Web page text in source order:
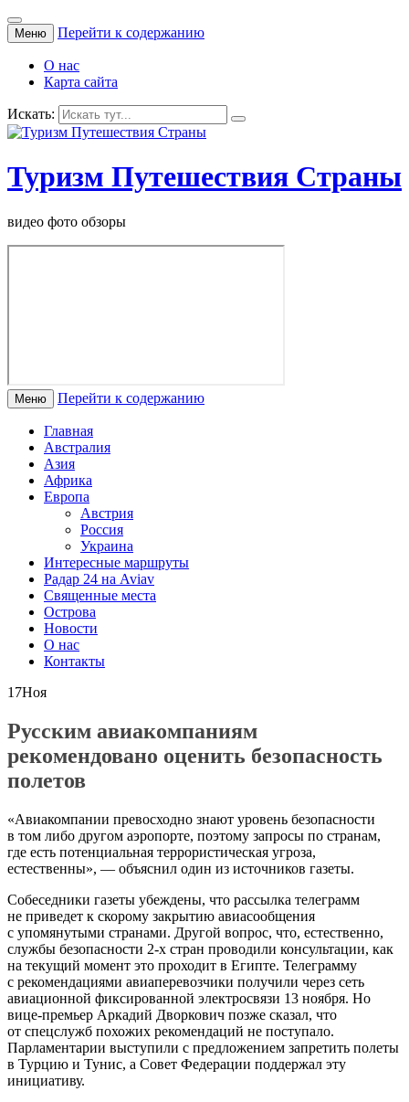
Меню Перейти к содержанию
О нас
Карта сайта
Искать:
Туризм Путешествия Страны
видео фото обзоры
Меню Перейти к содержанию
Главная
Австралия
Азия
Африка
Европа
Австрия
Россия
Украина
Интересные маршруты
Радар 24 на Aviav
Священные места
Острова
Новости
О нас
Контакты
17Ноя
Русским авиакомпаниям
рекомендовано оценить безопасность
полетов
«Авиакомпании превосходно знают уровень безопасности
в том либо другом аэропорте, поэтому запросы по странам,
где есть потенциальная террористическая угроза,
естественны», — объяснил один из источников газеты.
Собеседники газеты убеждены, что рассылка телеграмм
не приведет к скорому закрытию авиасообщения
с упомянутыми странами. Другой вопрос, что, естественно,
службы безопасности 2-х стран проводили консультации, как
на текущий момент это проходит в Египте. Телеграмму
с рекомендациями авиаперевозчики получили через сеть
авиационной фиксированной электросвязи 13 ноября. Но
вице-премьер Аркадий Дворкович позже сказал, что
от спецслужб похожих рекомендаций не поступало.
Парламентарии выступили с предложением запретить полеты
в Турцию и Тунис, а Совет Федерации поддержал эту
инициативу.